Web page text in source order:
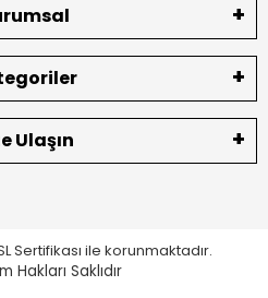
Ulaşın
Sertifikası ile korunmaktadır.
Hakları Saklıdır